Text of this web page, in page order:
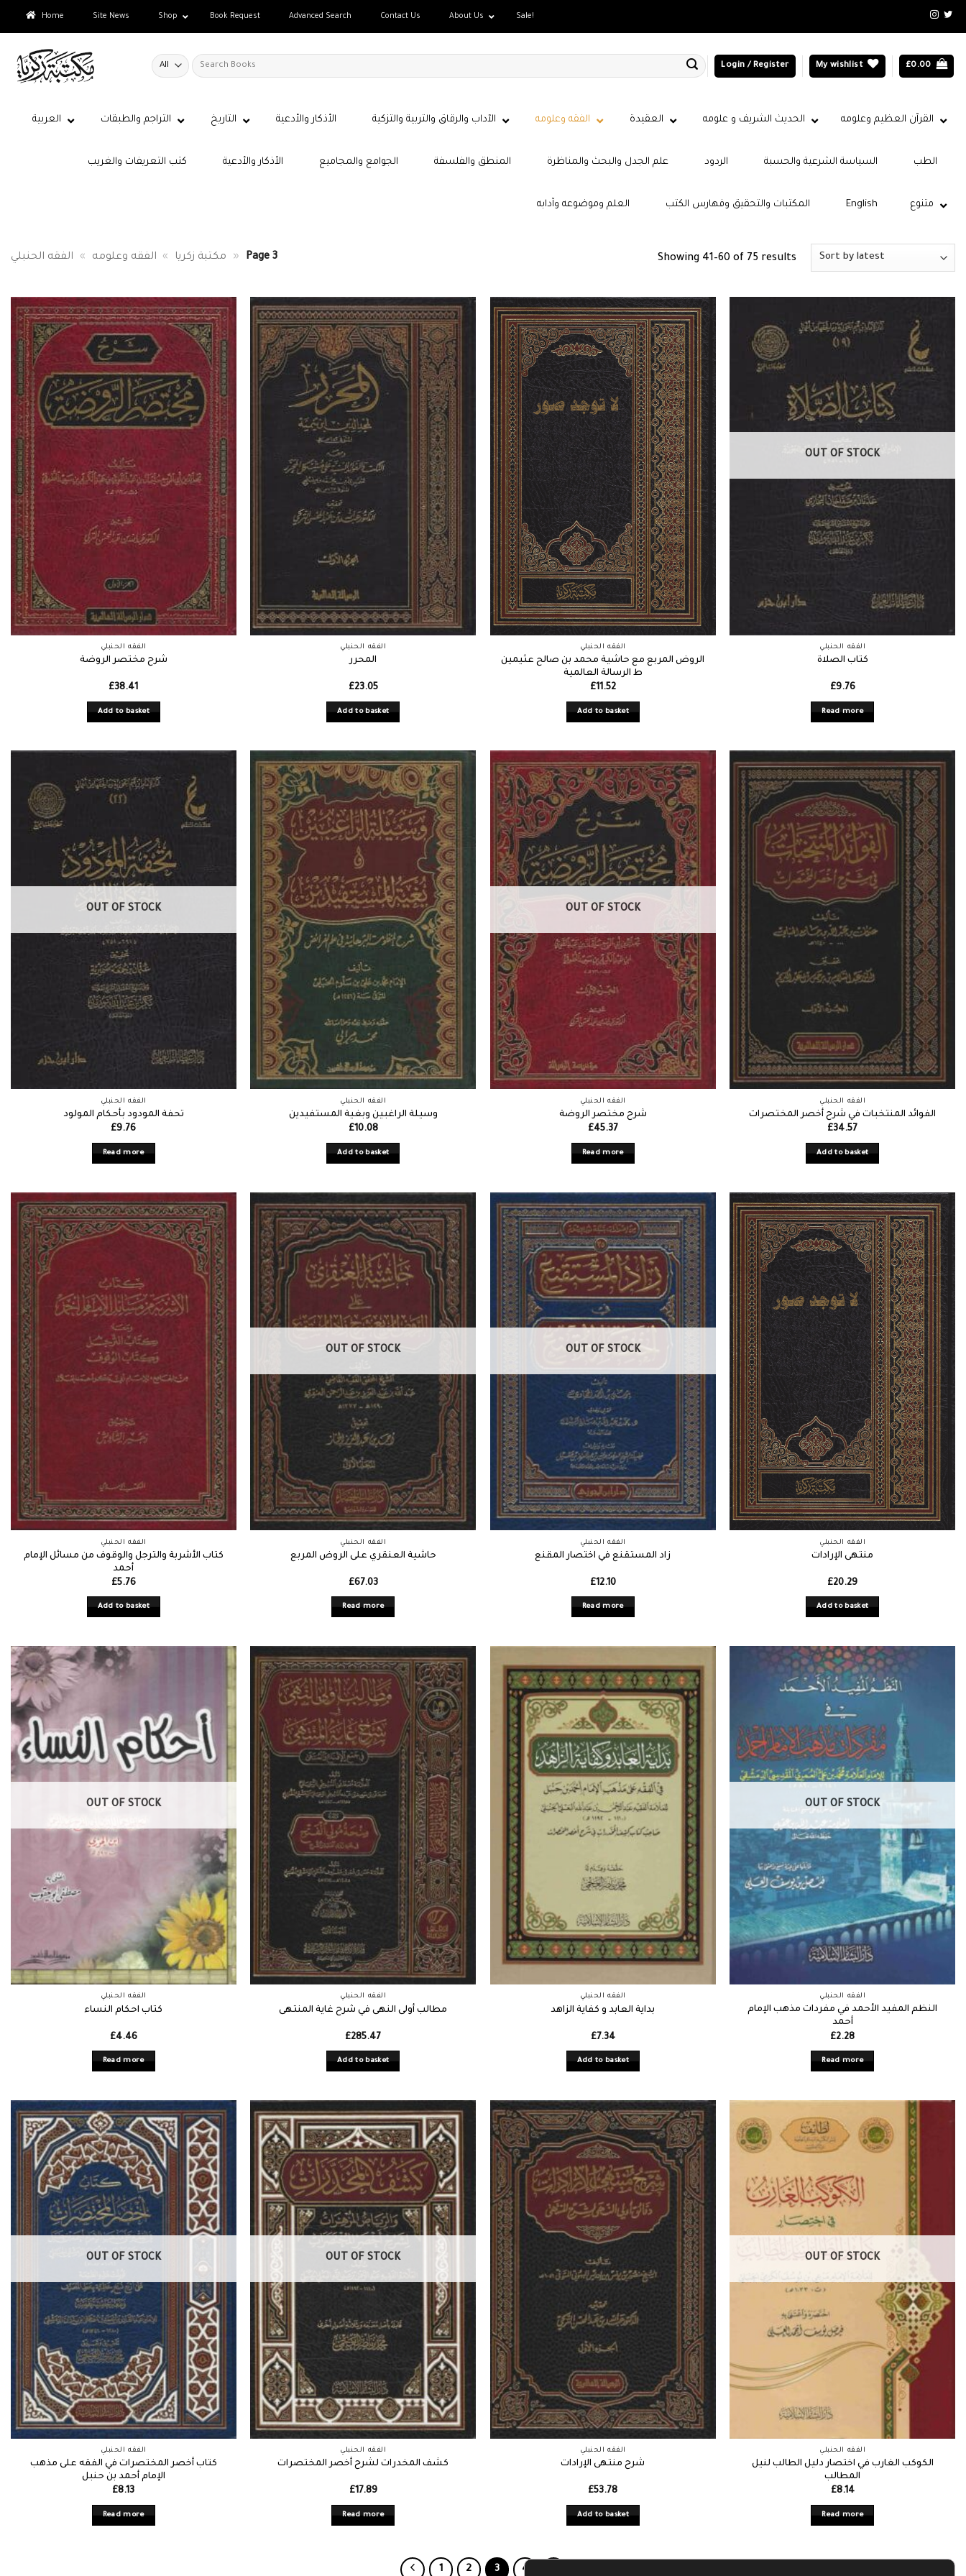
Home Site News Shop Book Request Advanced Search Contact Us About Us Sale!
Search
for:
Login / Register My wishlist £0.00
القرآن العظيم وعلومه الحديث الشريف و علومه العقيدة الفقه وعلومه الآداب والرقاق والتربية والتزكية الأذكار والأدعية التاريخ التراجم والطبقات العربية
كتب التعريفات والغريب الأذكار والأدعية الجوامع والمجاميع المنطق والفلسفة علم الجدل والبحث والمناظرة الردود السياسة الشرعية والحسبة الطب
العلم وموضوعه وآدابه المكتبات والتحقيق وفهارس الكتب متنوع English
مكتبة زكريا » الفقه وعلومه » الفقه الحنبلي » Page 3 Showing 41–60 of 75 resultsSorted
الفقه الحنبلي
شرح مختصر الروضة
£38.41
Add to basket
الفقه الحنبلي
المحرر
£23.05
Add to basket
الفقه الحنبلي
الروض المربع مع حاشية محمد بن صالح عثيمين
ط الرسالة العالمية
£11.52
Add to basket
OUT OF STOCK
الفقه الحنبلي
كتاب الصلاة
£9.76
Read more
OUT OF STOCK
الفقه الحنبلي
تحفة المودود بأحكام المولود
£9.76
Read more
الفقه الحنبلي
وسيلة الراغبين وبغية المستفيدين
£10.08
Add to basket
OUT OF STOCK
الفقه الحنبلي
شرح مختصر الروضة
£45.37
Read more
الفقه الحنبلي
الفوائد المنتخبات في شرح أخصر المختصرات
£34.57
Add to basket
الفقه الحنبلي
كتاب الأشربة والترجل والوقوف من مسائل الإمام
أحمد
£5.76
Add to basket
OUT OF STOCK
الفقه الحنبلي
حاشية العنقري على الروض المربع
£67.03
Read more
OUT OF STOCK
الفقه الحنبلي
زاد المستقنع في اختصار المقنع
£12.10
Read more
الفقه الحنبلي
منتهى الإرادات
£20.29
Add to basket
OUT OF STOCK
الفقه الحنبلي
كتاب احكام النساء
£4.46
Read more
الفقه الحنبلي
مطالب أولى النهى في شرح غاية المنتهى
£285.47
Add to basket
الفقه الحنبلي
بداية العابد و كفاية الزاهد
£7.34
Add to basket
OUT OF STOCK
الفقه الحنبلي
النظم المفيد الأحمد في مفردات مذهب الإمام
أحمد
£2.28
Read more
OUT OF STOCK
الفقه الحنبلي
كتاب أخصر المختصرات في الفقه على مذهب
الإمام أحمد بن حنبل
£8.13
Read more
OUT OF STOCK
الفقه الحنبلي
كشف المخدرات لشرح أخصر المختصرات
£17.89
Read more
الفقه الحنبلي
شرح منتهى الإرادات
£53.78
Add to basket
OUT OF STOCK
الفقه الحنبلي
الكوكب الغارب في اختصار دليل الطالب لنيل
المطالب
£8.14
Read more
1 2 3 4